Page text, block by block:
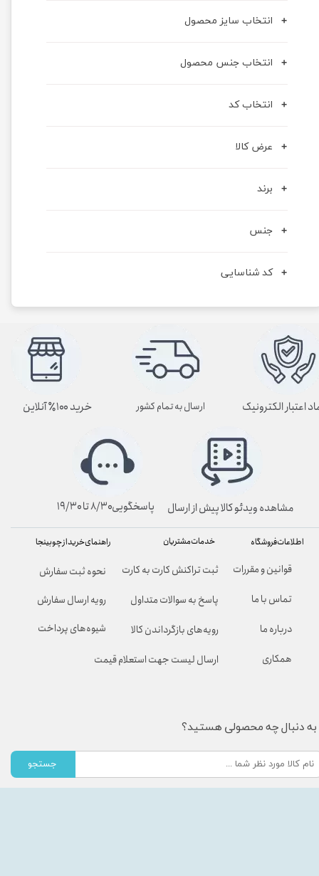
انتخاب سایز محصول
انتخاب جنس محصول
انتخاب کد
عرض کالا
برند
جنس
کد شناسایی
راهنمای خرید از چوبینجا
نحوه ثبت سفارش
رویه ارسال سفارش
شیوه‌های پرداخت
خدمات مشتریان
ثبت تراکنش کارت به کارت
پاسخ به سوالات متداول
رویه‌های بازگرداندن کالا
ارسال لیست جهت استعلام قیمت
اطلاعات فروشگاه
قوانین و مقررات
تماس با ما
درباره ما
همکاری
به دنبال چه محصولی هستید؟
جستجو
ارسال به تمام کشور
پاسخگویی۸/۳۰ تا ۱۹/۳۰
اعتبار الکترونیک خرید ۱۰۰٪ آنلاین
مشاهده ویدئو کالا پیش از ارسال